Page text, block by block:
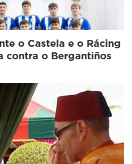
o Castela e o Rácing
contra o Bergantiños